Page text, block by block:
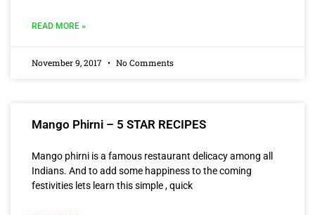
READ MORE »
November 9, 2017 No Comments
Mango Phirni – 5 STAR RECIPES
Mango phirni is a famous restaurant delicacy among all
Indians. And to add some happiness to the coming
festivities lets learn this simple , quick